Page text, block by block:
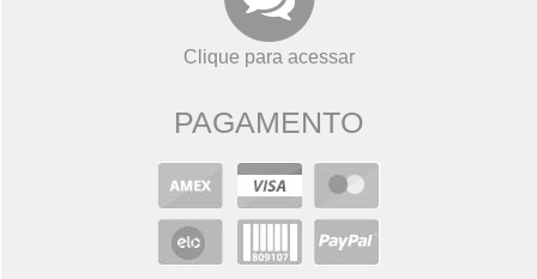
Clique para acessar
PAGAMENTO